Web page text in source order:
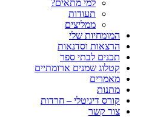
למי מתאים?
תעודות
ממליצים
המומחיות שלי
הרצאות וסדנאות
תכנים לבתי ספר
קטלוג שמנים ארומתיים
מאמרים
מתנות
קורס דיגיטלי – חרדות
צור קשר